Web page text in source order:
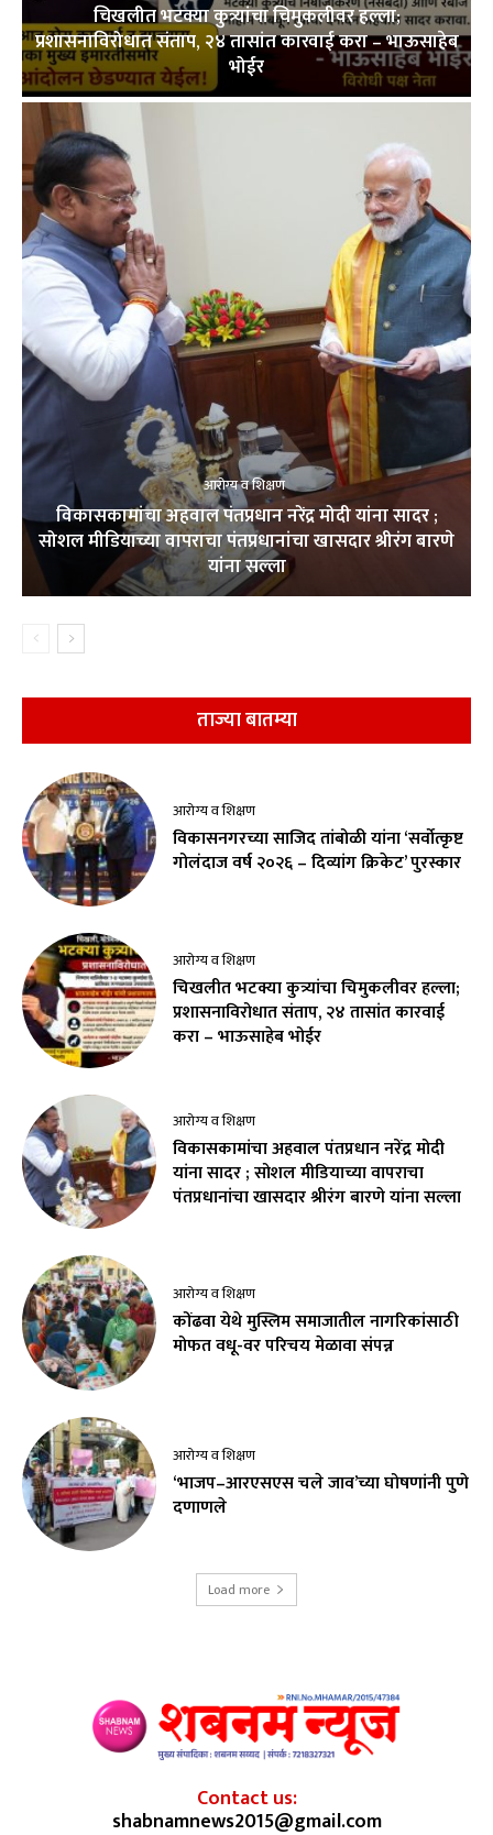
चिखलीत भटक्या कुत्र्यांचा चिमुकलीवर हल्ला;
प्रशासनाविरोधात संताप, २४ तासांत कारवाई करा – भाऊसाहेब
भोईर
आरोग्य व शिक्षण
विकासकामांचा अहवाल पंतप्रधान नरेंद्र मोदी यांना सादर ;
सोशल मीडियाच्या वापराचा पंतप्रधानांचा खासदार श्रीरंग बारणे
यांना सल्ला
ताज्या बातम्या
आरोग्य व शिक्षण
विकासनगरच्या साजिद तांबोळी यांना ‘सर्वोत्कृष्ट
गोलंदाज वर्ष २०२६ – दिव्यांग क्रिकेट’ पुरस्कार
आरोग्य व शिक्षण
चिखलीत भटक्या कुत्र्यांचा चिमुकलीवर हल्ला;
प्रशासनाविरोधात संताप, २४ तासांत कारवाई
करा – भाऊसाहेब भोईर
आरोग्य व शिक्षण
विकासकामांचा अहवाल पंतप्रधान नरेंद्र मोदी
यांना सादर ; सोशल मीडियाच्या वापराचा
पंतप्रधानांचा खासदार श्रीरंग बारणे यांना सल्ला
आरोग्य व शिक्षण
कोंढवा येथे मुस्लिम समाजातील नागरिकांसाठी
मोफत वधू-वर परिचय मेळावा संपन्न
आरोग्य व शिक्षण
‘भाजप–आरएसएस चले जाव’च्या घोषणांनी पुणे
दणाणले
Load more
Contact us:
shabnamnews2015@gmail.com